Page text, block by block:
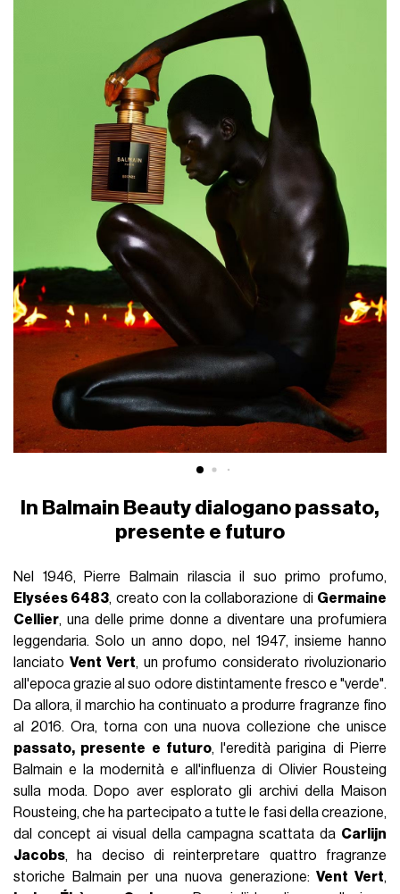
In Balmain Beauty dialogano passato,
presente e futuro
Nel 1946, Pierre Balmain rilascia il suo primo profumo,
Elysées 6483, creato con la collaborazione di Germaine
Cellier, una delle prime donne a diventare una profumiera
leggendaria. Solo un anno dopo, nel 1947, insieme hanno
lanciato Vent Vert, un profumo considerato rivoluzionario
all'epoca grazie al suo odore distintamente fresco e "verde".
Da allora, il marchio ha continuato a produrre fragranze fino
al 2016. Ora, torna con una nuova collezione che unisce
passato, presente e futuro, l'eredità parigina di Pierre
Balmain e la modernità e all'influenza di Olivier Rousteing
sulla moda. Dopo aver esplorato gli archivi della Maison
Rousteing, che ha partecipato a tutte le fasi della creazione,
dal concept ai visual della campagna scattata da Carlijn
Jacobs, ha deciso di reinterpretare quattro fragranze
storiche Balmain per una nuova generazione:Vent Vert,